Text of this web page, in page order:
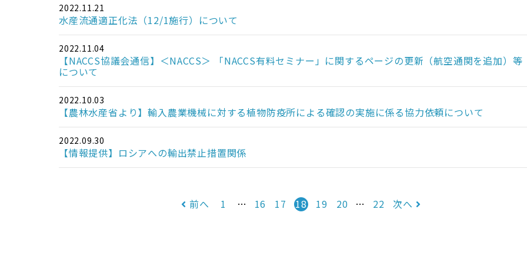
2022.11.21
水産流通適正化法（12/1施行）について
2022.11.04
【NACCS協議会通信】＜NACCS＞ 「NACCS有料セミナー」に関するページの更新（航空通関を追加）等
について
2022.10.03
【農林水産省より】輸入農業機械に対する植物防疫所による確認の実施に係る協力依頼について
2022.09.30
【情報提供】ロシアへの輸出禁止措置関係
前へ 1 … 16 17 18 19 20 … 22 次へ